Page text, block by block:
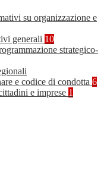
su organizzazione e
generali 10
strategico-
e codice di condotta 6
e imprese 1